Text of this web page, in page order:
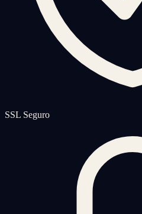
SSL Seguro